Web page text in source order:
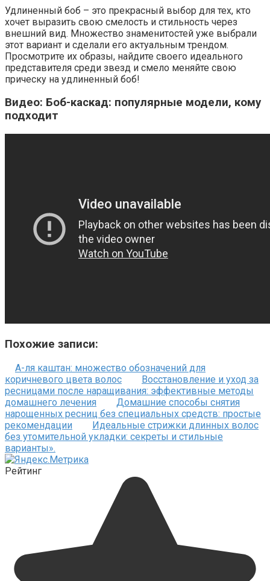
Удлиненный боб – это прекрасный выбор для тех, кто
хочет выразить свою смелость и стильность через
внешний вид. Множество знаменитостей уже выбрали
этот вариант и сделали его актуальным трендом.
Просмотрите их образы, найдите своего идеального
представителя среди звезд и смело меняйте свою
прическу на удлиненный боб!
Видео: Боб-каскад: популярные модели, кому
подходит
Похожие записи:
А-ля каштан: множество обозначений для
коричневого цвета волос
Восстановление и уход за
ресницами после наращивания: эффективные методы
домашнего лечения
Домашние способы снятия
нарощенных ресниц без специальных средств: простые
рекомендации
Идеальные стрижки длинных волос
без утомительной укладки: секреты и стильные
варианты».
Рейтинг